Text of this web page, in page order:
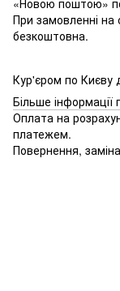
При замовленні на
безкоштовна.
Кур'єром по Києву
Більше інформації
Оплата на
платежем.
Повернення,